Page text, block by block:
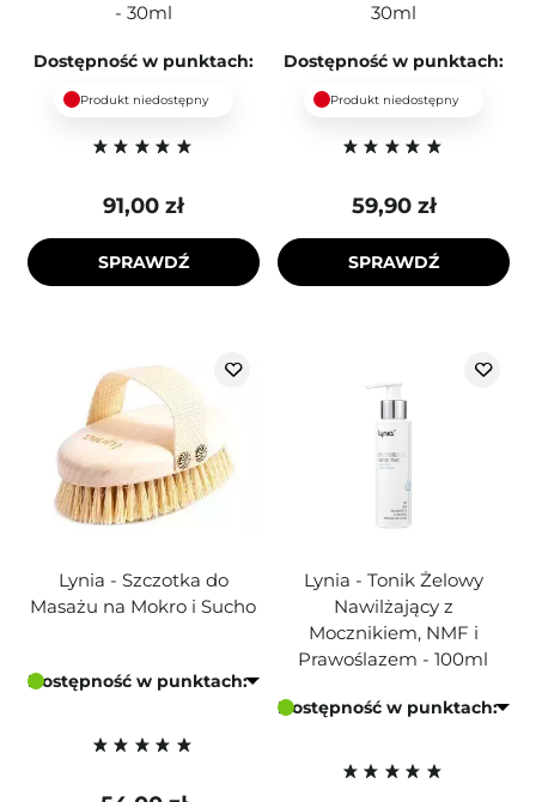
- 30ml
Dostępność w punktach:
Produkt niedostępny
91,00 zł
SPRAWDŹ
30ml
Dostępność w punktach:
Produkt niedostępny
59,90 zł
SPRAWDŹ
Lynia - Szczotka do
Masażu na Mokro i Sucho
Dostępność w punktach:
Lynia - Tonik Żelowy
Nawilżający z
Mocznikiem, NMF i
Prawoślazem - 100ml
Dostępność w punktach: